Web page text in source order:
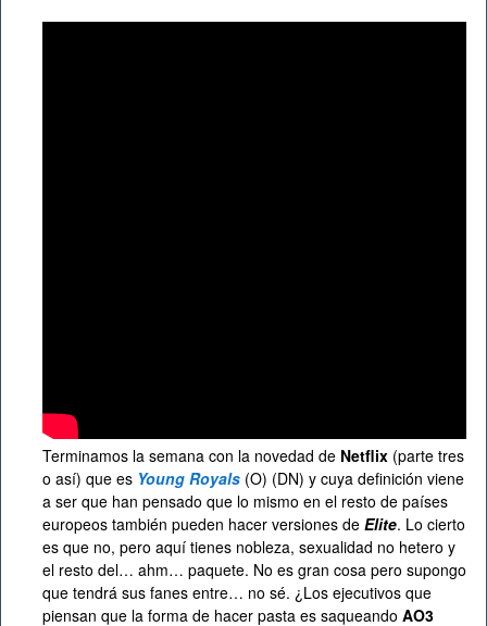
Terminamos la semana con la novedad de Netflix (parte tres
o así) que es Young Royals (O) (DN) y cuya definición viene
a ser que han pensado que lo mismo en el resto de países
europeos también pueden hacer versiones de Elite. Lo cierto
es que no, pero aquí tienes nobleza, sexualidad no hetero y
el resto del… ahm… paquete. No es gran cosa pero supongo
que tendrá sus fanes entre… no sé. ¿Los ejecutivos que
piensan que la forma de hacer pasta es saqueando AO3